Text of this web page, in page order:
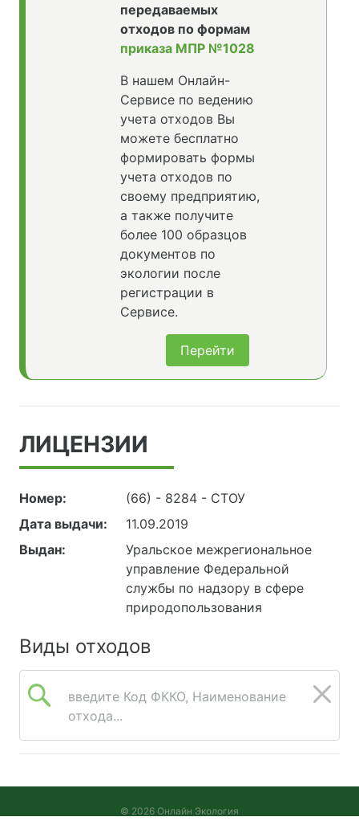
передаваемых
отходов по формам
приказа МПР №1028
В нашем Онлайн-
Сервисе по ведению
учета отходов Вы
можете бесплатно
формировать формы
учета отходов по
своему предприятию,
а также получите
более 100 образцов
документов по
экологии после
регистрации в
Сервисе.
Перейти
ЛИЦЕНЗИИ
Номер:
(66) - 8284 - СТОУ
Дата выдачи:
11.09.2019
Выдан:
Уральское межрегиональное
управление Федеральной
службы по надзору в сфере
природопользования
Виды отходов
введите Код ФККО, Наименование
отхода...
© 2026 Онлайн Экология